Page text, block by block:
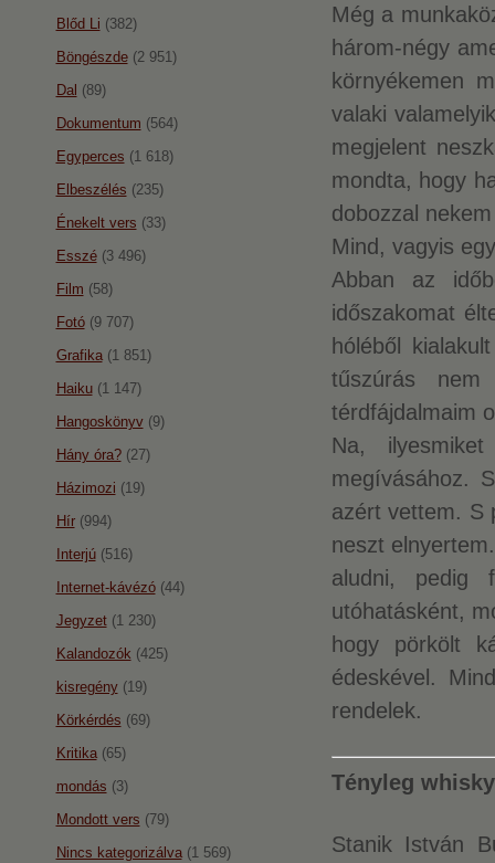
Még a
három-négy
környékemen
valaki
megjelent
mondta, hogy
dobozzal
Mind, vagyis
Abban az
időszakomat
hóléből
tűszúrás
térdfájdalmaim
Na,
megívásához.
azért vettem. S
neszt
aludni, pedig
utóhatásként,
hogy pörkölt
édeskével.
rendelek.
Tényleg whisky
Stanik István
Blőd Li (382)
Böngészde(2 951)
Dal (89)
Dokumentum (564)
Egyperces (1 618)
Elbeszélés (235)
Énekelt vers (33)
Esszé(3 496)
Film (58)
Fotó(9 707)
Grafika(1 851)
Haiku(1 147)
Hangoskönyv(9)
Hány óra?(27)
Házimozi (19)
Hír(994)
Interjú(516)
Internet-kávézó(44)
Jegyzet(1 230)
Kalandozók (425)
kisregény(19)
Körkérdés (69)
Kritika(65)
mondás (3)
Mondott vers (79)
Nincs kategorizálva(1 569)